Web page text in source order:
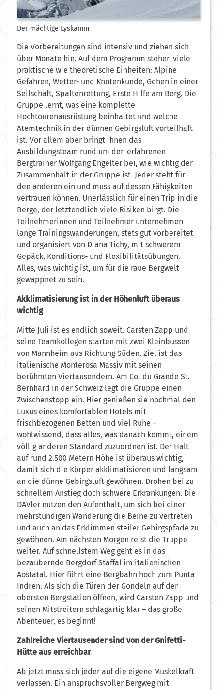
Der mächtige Lyskamm
Die Vorbereitungen sind intensiv und ziehen sich
über Monate hin. Auf dem Programm stehen viele
praktische wie theoretische Einheiten: Alpine
Gefahren, Wetter- und Knotenkunde, Gehen in einer
Seilschaft, Spaltenrettung, Erste Hilfe am Berg. Die
Gruppe lernt, was eine komplette
Hochtourenausrüstung beinhaltet und welche
Atemtechnik in der dünnen Gebirgsluft vorteilhaft
ist. Vor allem aber bringt ihnen das
Ausbildungsteam rund um den erfahrenen
Bergtrainer Wolfgang Engelter bei, wie wichtig der
Zusammenhalt in der Gruppe ist. Jeder steht für
den anderen ein und muss auf dessen Fähigkeiten
vertrauen können. Unerlässlich für einen Trip in die
Berge, der letztendlich viele Risiken birgt. Die
Teilnehmerinnen und Teilnehmer unternehmen
lange Trainingswanderungen, stets gut vorbereitet
und organisiert von Diana Tichy, mit schwerem
Gepäck, Konditions- und Flexibilitätsübungen.
Alles, was wichtig ist, um für die raue Bergwelt
gewappnet zu sein.
Akklimatisierung ist in der Höhenluft überaus
wichtig
Mitte Juli ist es endlich soweit. Carsten Zapp und
seine Teamkollegen starten mit zwei Kleinbussen
von Mannheim aus Richtung Süden. Ziel ist das
italienische Monterosa Massiv mit seinen
berühmten Viertausendern. Am Col du Grande St.
Bernhard in der Schweiz legt die Gruppe einen
Zwischenstopp ein. Hier genießen sie nochmal den
Luxus eines komfortablen Hotels mit
frischbezogenen Betten und viel Ruhe –
wohlwissend, dass alles, was danach kommt, einem
völlig anderen Standard zuzuordnen ist. Der Halt
auf rund 2.500 Metern Höhe ist überaus wichtig,
damit sich die Körper akklimatisieren und langsam
an die dünne Gebirgsluft gewöhnen. Drohen bei zu
schnellem Anstieg doch schwere Erkrankungen. Die
DAVler nutzen den Aufenthalt, um sich bei einer
mehrstündigen Wanderung die Beine zu vertreten
und auch an das Erklimmen steiler Gebirgspfade zu
gewöhnen. Am nächsten Morgen reist die Truppe
weiter. Auf schnellstem Weg geht es in das
bezaubernde Bergdorf Staffal im italienischen
Aostatal. Hier führt eine Bergbahn hoch zum Punta
Indren. Als sich die Türen der Gondeln auf der
obersten Bergstation öffnen, wird Carsten Zapp und
seinen Mitstreitern schlagartig klar – das große
Abenteuer, es beginnt!
Zahlreiche Viertausender sind von der Gnifetti-
Hütte aus erreichbar
Ab jetzt muss sich jeder auf die eigene Muskelkraft
verlassen. Ein anspruchsvoller Bergweg mit